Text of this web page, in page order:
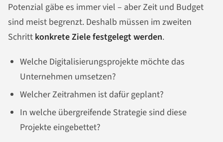
Potenzial gäbe es immer viel – aber Zeit und Budget
sind meist begrenzt. Deshalb müssen im zweiten
Schritt konkrete Ziele festgelegt werden.
Welche Digitalisierungsprojekte möchte das
Unternehmen umsetzen?
Welcher Zeitrahmen ist dafür geplant?
In welche übergreifende Strategie sind diese
Projekte eingebettet?